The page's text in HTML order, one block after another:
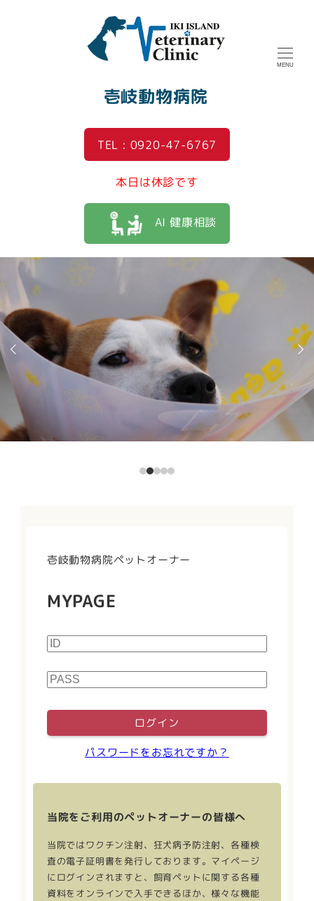
壱岐動物病院
MENU
TEL : 0920-47-6767
本日は休診です
AI 健康相談
壱岐動物病院ペットオーナー
MYPAGE
ログイン
パスワードをお忘れですか？
当院をご利用のペットオーナーの皆様へ
当院ではワクチン注射、狂犬病予防注射、各種検
査の電子証明書を発行しております。マイページ
にログインされますと、飼育ペットに関する各種
資料をオンラインで入手できるほか、様々な機能